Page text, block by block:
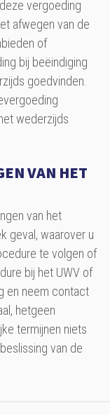
vergoeding
afwegen van de
of
bij beëindiging
goedvinden.
wederzijds
VAN HET
van het
geval, waarover u
te volgen of
bij het UWV of
en neem contact
hetgeen
termijnen niets
van de